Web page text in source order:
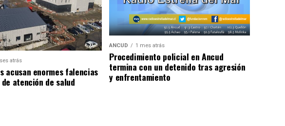
atrás
acusan enormes falencias
atención de salud
ANCUD 1 mes atrás
Procedimiento policial en Ancud
termina con un detenido tras agresión
y enfrentamiento